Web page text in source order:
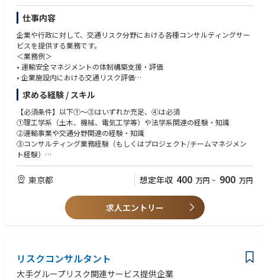
仕事内容
企業や行政に対して、交通リスク分野における各種コンサルティングサー
ビスを提供する業務です。
＜業務例＞
• 運輸安全マネジメントの体制構築支援・評価
• 企業施設内における交通リスク評価
• 高齢者運転支援コンサルティング
• 荷役・物流現場におけるリスク低減コンサルティング
• 最新技術を活用した交通リスク低減メニューの開発 等
求める経験 / スキル
【必須条件】以下①～③はいずれか充足、④は必須
①理工学系（土木、機械、電気工学等）や法学系関連の経験・知識
②運輸事業や交通分野関連の経験・知識
③コンサルティング業務経験（もしくはプロジェクト/チームマネジメン
ト経験）
④基本的なPCスキル（Word、EXCEL、Powerpoint）
東京都 想定年収 400 万円 ~ 900 万円
求人エントリー
リスクコンサルタント
大手グループリスク関連サービス提供企業